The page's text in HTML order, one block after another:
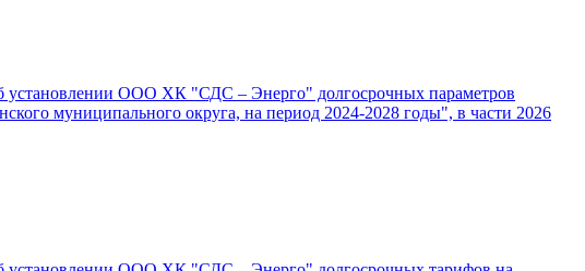
установлении ООО ХК "СДС – Энерго" долгосрочных параметров
муниципального округа, на период 2024-2028 годы", в части 2026